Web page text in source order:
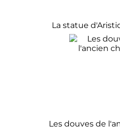
La statue
Les douves de